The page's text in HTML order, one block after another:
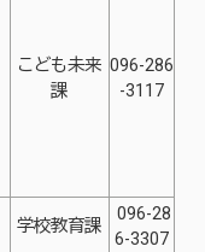
こども未来
課
096-286
-3117
学校教育課
096-28
6-3307